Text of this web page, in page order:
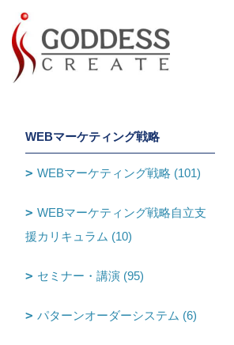
WEBマーケティング戦略
WEBマーケティング戦略 (101)
WEBマーケティング戦略自立支
援カリキュラム (10)
セミナー・講演 (95)
パターンオーダーシステム (6)